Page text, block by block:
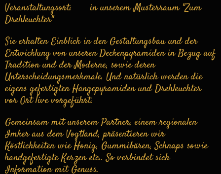
Veranstaltungsort: in unserem Musterraum "Zum
Drehleuchter"
Sie erhalten Einblick in den Gestaltungsbau und der
Entwicklung von unseren Deckenpyramiden in Bezug auf
Tradition und der Moderne, sowie deren
Unterscheidungsmerkmale. Und natürlich werden die
eigens gefertigten Hängepyramiden und Drehleuchter
vor Ort live vorgeführt.
Gemeinsam mit unserem Partner, einem regionalen
Imker aus dem Vogtland, präsentieren wir
Köstlichkeiten wie Honig, Gummibären, Schnaps sowie
handgefertigte Kerzen etc.. So verbindet sich
Information mit Genuss.